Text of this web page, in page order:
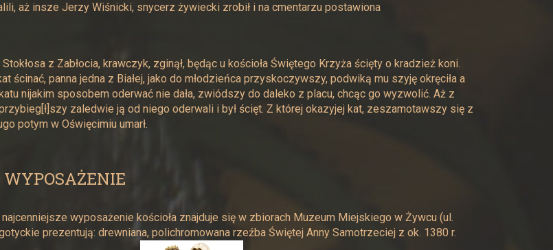
aż insze Jerzy Wiśnicki, snycerz żywiecki zrobił i na cmentarzu postawiona
z Zabłocia, krawczyk, zginął, będąc u kościoła Świętego Krzyża ścięty o kradzież koni.
ścinać, panna jedna z Białej, jako do młodzieńca przyskoczywszy, podwiką mu szyję okręciła a
katu nijakim sposobem oderwać nie dała, zwiódszy do daleko z placu, chcąc go wyzwolić. Aż z
zaledwie ją od niego oderwali i był ścięt. Z której okazyjej kat, zeszamotawszy się z
potym w Oświęcimiu umarł.
wyposażenie kościoła znajduje się w zbiorach Muzeum Miejskiego w Żywcu (ul.
prezentują: drewniana, polichromowana rzeźba Świętej Anny Samotrzeciej z ok. 1380 r.